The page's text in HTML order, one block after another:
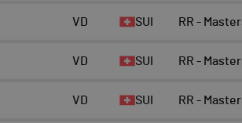
VD SUI RR -
VD SUI RR -
VD SUI RR -